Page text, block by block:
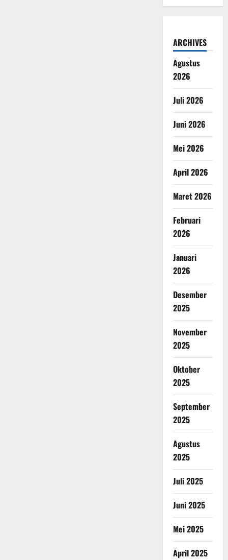
ARCHIVES
Agustus
2026
Juli 2026
Juni 2026
Mei 2026
April 2026
Maret 2026
Februari
2026
Januari
2026
Desember
2025
November
2025
Oktober
2025
September
2025
Agustus
2025
Juli 2025
Juni 2025
Mei 2025
April 2025